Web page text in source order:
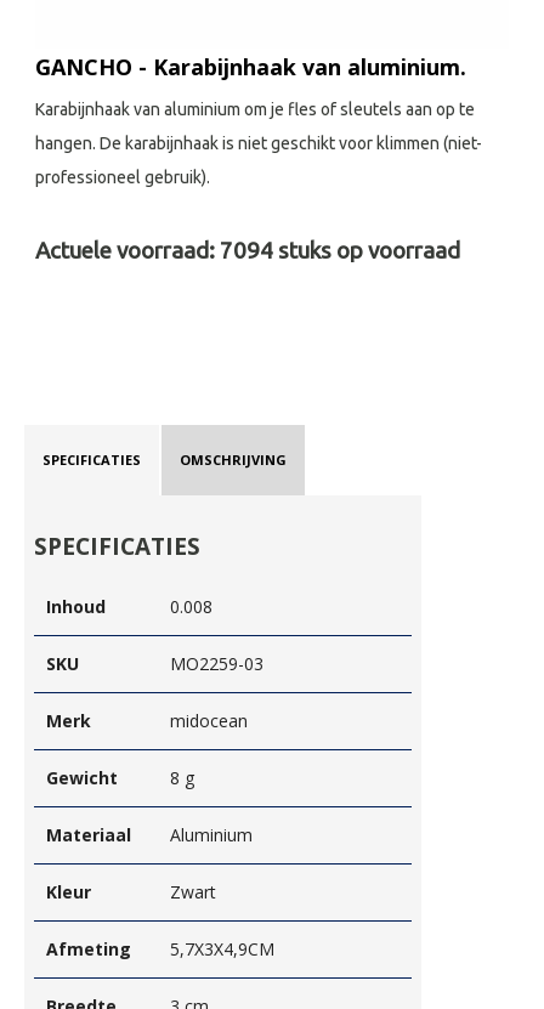
GANCHO - Karabijnhaak van aluminium.
Karabijnhaak van aluminium om je fles of sleutels aan op te
hangen. De karabijnhaak is niet geschikt voor klimmen (niet-
professioneel gebruik).
Actuele voorraad: 7094 stuks op voorraad
SPECIFICATIES OMSCHRIJVING
SPECIFICATIES
Inhoud 0.008
SKU MO2259-03
Merk midocean
Gewicht 8 g
Materiaal Aluminium
Kleur Zwart
Afmeting 5,7X3X4,9CM